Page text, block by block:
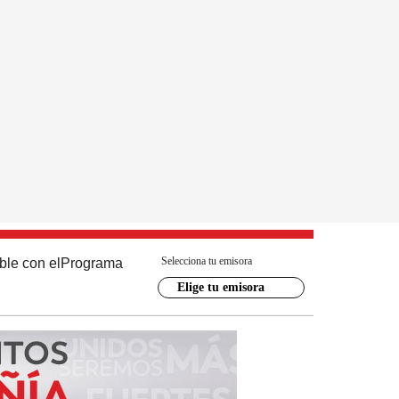
con el Programa Selecciona tu emisora
Elige tu emisora